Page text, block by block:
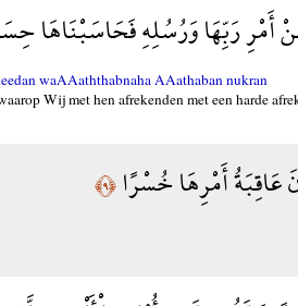
رَبِّهَا وَرُسُلِهِ فَحَاسَبْنَاهَا
waAAaththabnaha AAathaban nukran
Wij met hen afrekenden met een harde
عَاقِبَةُ أَمْرِهَا خُسْرًا﴿٩﴾